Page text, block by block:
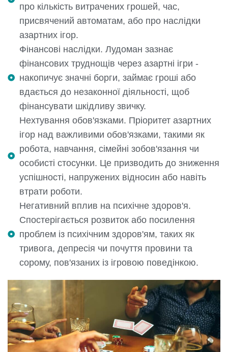
про кількість витрачених грошей, час,
присвячений автоматам, або про наслідки
азартних ігор.
Фінансові наслідки. Лудоман зазнає
фінансових труднощів через азартні ігри -
накопичує значні борги, займає гроші або
вдається до незаконної діяльності, щоб
фінансувати шкідливу звичку.
Нехтування обов'язками. Пріоритет азартних
ігор над важливими обов'язками, такими як
робота, навчання, сімейні зобов'язання чи
особисті стосунки. Це призводить до зниження
успішності, напружених відносин або навіть
втрати роботи.
Негативний вплив на психічне здоров'я.
Спостерігається розвиток або посилення
проблем із психічним здоров'ям, таких як
тривога, депресія чи почуття провини та
сорому, пов'язаних із ігровою поведінкою.